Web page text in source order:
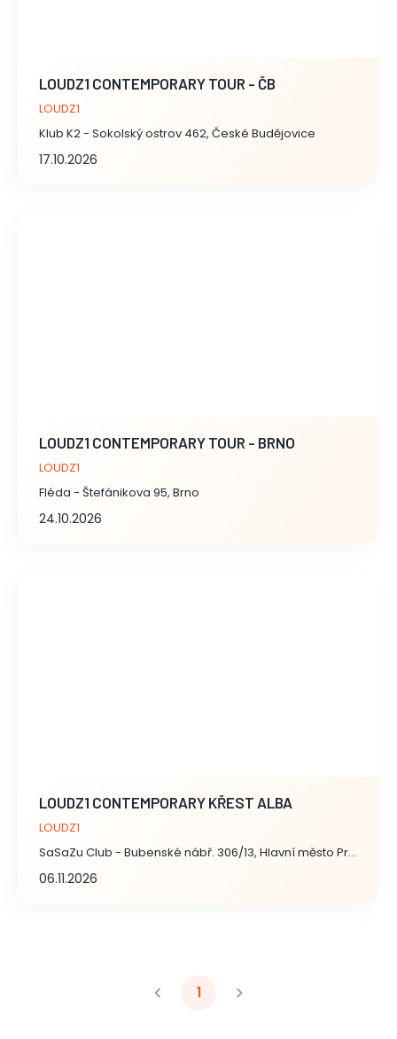
LOUDZ1 CONTEMPORARY TOUR - ČB
LOUDZ1
Klub K2 - Sokolský ostrov 462, České Budějovice
17.10.2026
LOUDZ1 CONTEMPORARY TOUR - BRNO
LOUDZ1
Fléda - Štefánikova 95, Brno
24.10.2026
LOUDZ1 CONTEMPORARY KŘEST ALBA
LOUDZ1
SaSaZu Club - Bubenské nábř. 306/13, Hlavní město Praha
06.11.2026
1